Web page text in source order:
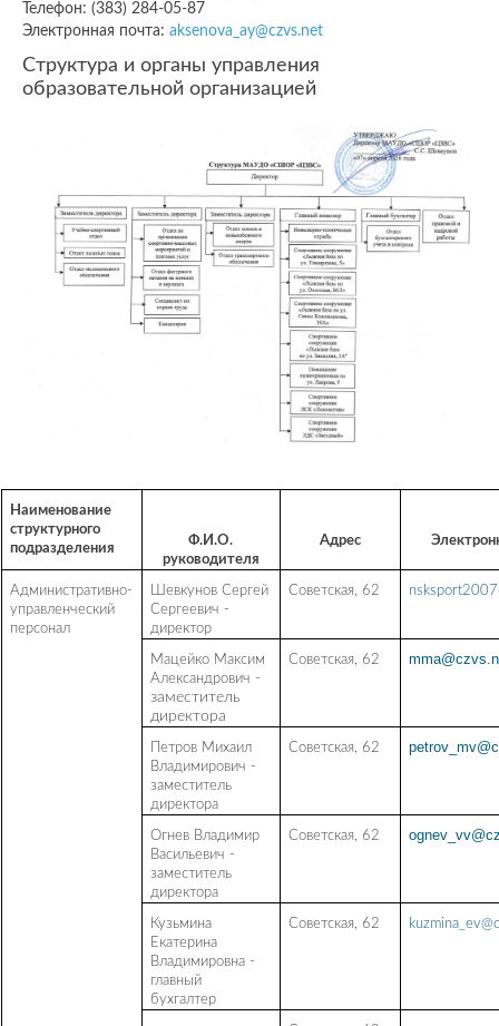
Телефон: (383) 284-05-87
Электронная почта: aksenova_ay@czvs.net
Структура и органы управления
образовательной организацией
Наименование
структурного
подразделения
Ф.И.О.
руководителя
Адрес
Административно-
управленческий
персонал
Шевкунов Сергей
Сергеевич -
директор
Советская, 62
Мацейко Максим
Александрович -
заместитель
директора
Советская, 62
Петров Михаил
Владимирович -
заместитель
директора
Советская, 62
Огнев Владимир
Васильевич -
заместитель
директора
Советская, 62
Кузьмина
Екатерина
Владимировна -
главный
бухгалтер
Советская, 62